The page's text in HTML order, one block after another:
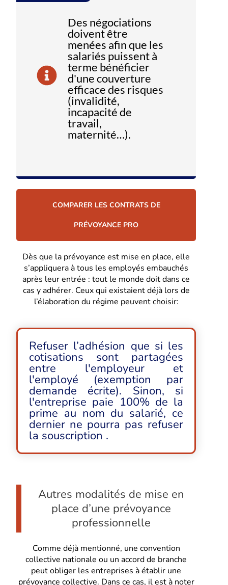
Des négociations
doivent être
menées afin que les
salariés puissent à
terme bénéficier
d'une couverture
efficace des risques
(invalidité,
incapacité de
travail,
maternité…).
COMPARER LES CONTRATS DE
PRÉVOYANCE PRO
Dès que la prévoyance est mise en place, elle
s’appliquera à tous les employés embauchés
après leur entrée : tout le monde doit dans ce
cas y adhérer. Ceux qui existaient déjà lors de
l’élaboration du régime peuvent choisir:
Refuser l’adhésion que si les
cotisations sont partagées
entre l'employeur et
l'employé (exemption par
demande écrite). Sinon, si
l'entreprise paie 100% de la
prime au nom du salarié, ce
dernier ne pourra pas refuser
la souscription .
Autres modalités de mise en
place d’une prévoyance
professionnelle
Comme déjà mentionné, une convention
collective nationale ou un accord de branche
peut obliger les entreprises à établir une
prévoyance collective. Dans ce cas, il est à noter